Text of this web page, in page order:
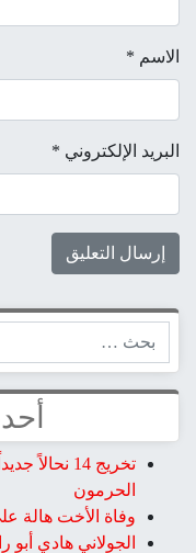
الاسم *
البريد الإلكتروني *
تخريج 14
الحرمون
وفاة الأخت
الجولاني هادي